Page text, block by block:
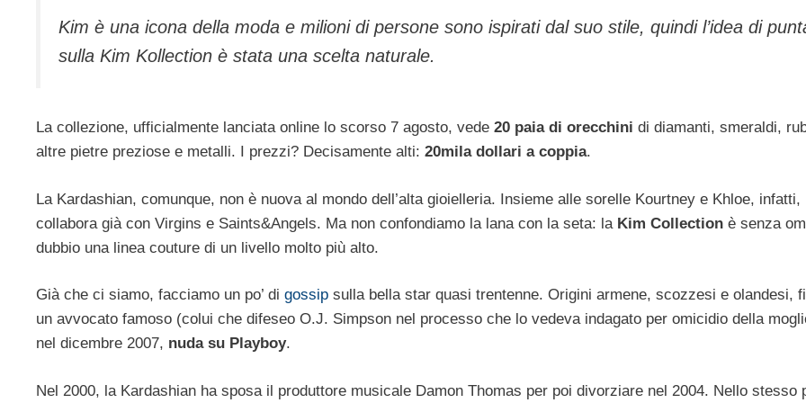
Kim è una icona della moda e milioni di persone sono ispirati dal suo stile, quindi l’idea di
sulla Kim Kollection è stata una scelta naturale.
La collezione, ufficialmente lanciata online lo scorso 7 agosto, vede 20 paia di orecchini di diamanti, smeraldi,
altre pietre preziose e metalli. I prezzi? Decisamente alti: 20mila dollari a coppia.
La Kardashian, comunque, non è nuova al mondo dell’alta gioielleria. Insieme alle sorelle Kourtney e Khloe, infatti,
collabora già con Virgins e Saints&Angels. Ma non confondiamo la lana con la seta: la Kim Collection è senza
dubbio una linea couture di un livello molto più alto.
Già che ci siamo, facciamo un po’ di gossip sulla bella star quasi trentenne. Origini armene, scozzesi e olandesi,
un avvocato famoso (colui che difeseo O.J. Simpson nel processo che lo vedeva indagato per omicidio della
nel dicembre 2007, nuda su Playboy.
Nel 2000, la Kardashian ha sposa il produttore musicale Damon Thomas per poi divorziare nel 2004. Nello stesso